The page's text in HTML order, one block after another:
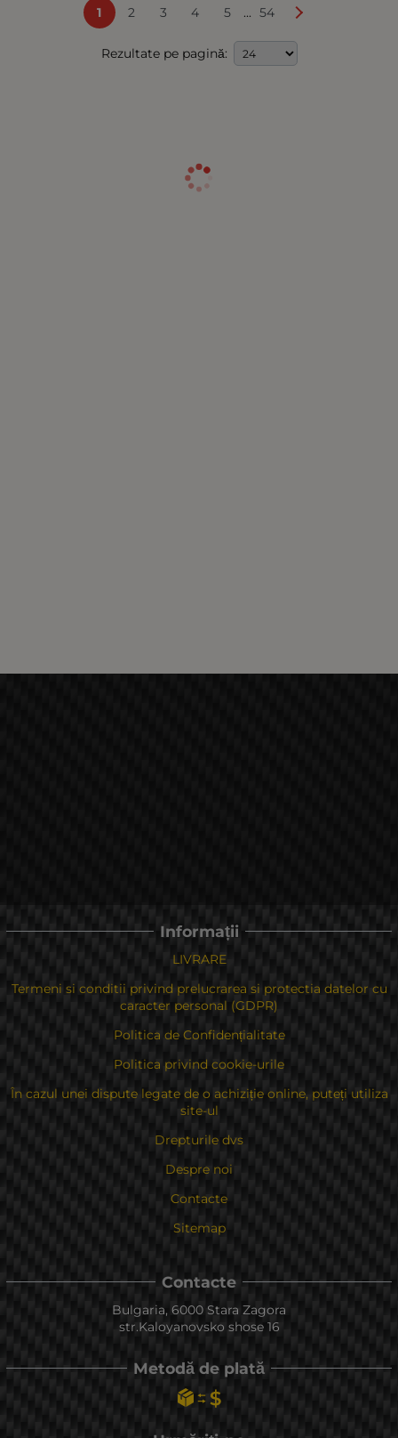
1 2 3 4 5 ... 54
Rezultate pe pagină:
Informații
LIVRARE
Termeni si conditii privind prelucrarea si protectia datelor cu
caracter personal (GDPR)
Politica de Confidențialitate
Politica privind cookie-urile
În cazul unei dispute legate de o achiziție online, puteți utiliza
site-ul
Drepturile dvs
Despre noi
Contacte
Sitemap
Contacte
Bulgaria, 6000 Stara Zagora
str.Kaloyanovsko shose 16
Metodă de plată